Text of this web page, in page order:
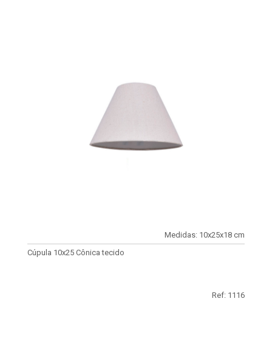
Medidas: 10x25x18 cm
Cúpula 10x25 Cônica tecido
Ref: 1116